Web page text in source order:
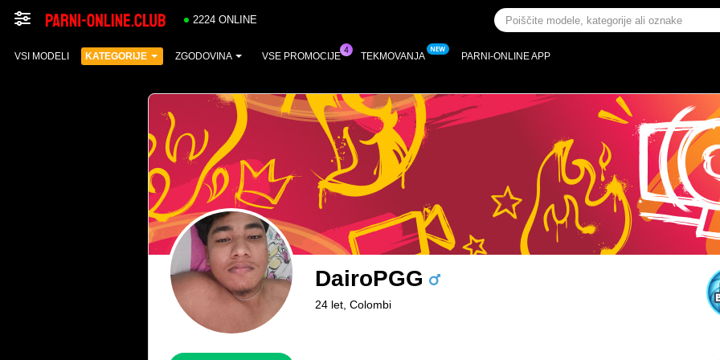
2224 ONLINE
VSI MODELI KATEGORIJE ZGODOVINA VSE PROMOCIJE TEKMOVANJA PARNI-ONLINE APP
DairoPGG
24 let, Colombi